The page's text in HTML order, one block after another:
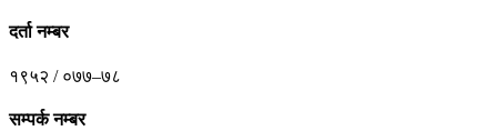
दर्ता नम्बर
१९५२ / ०७७–७८
सम्पर्क नम्बर